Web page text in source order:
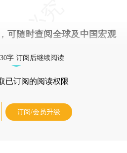
，可随时查阅全球及中国宏观
字 订阅后继续阅读
已订阅的阅读权限
订阅/会员升级